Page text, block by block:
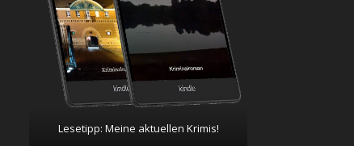
Lesetipp: Meine aktuellen Krimis!